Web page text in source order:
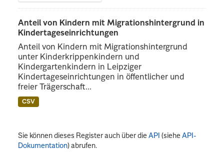
Anteil von Kindern mit Migrationshintergrund in
Kindertageseinrichtungen
Anteil von Kindern mit Migrationshintergrund
unter Kinderkrippenkindern und
Kindergartenkindern in Leipziger
Kindertageseinrichtungen in öffentlicher und
freier Trägerschaft...
CSV
Sie können dieses Register auch über dieAPI (sieheAPI-
Dokumentation) abrufen.